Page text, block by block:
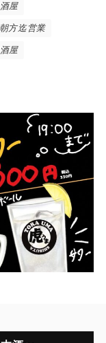
屋
方迄営業
屋